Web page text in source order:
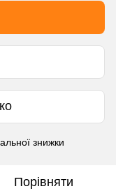
знижки
Порівняти